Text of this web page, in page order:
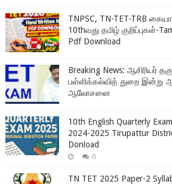
TNPSC, TN-TET-TRB
10thவது தமிழ் குறிப்புகள்-
Pdf Download
Breaking News: ஆசிரியர்
பள்ளிக்கல்வித் துறை இன்று
ஆலோசனை
10th English Quarterly
2024-2025 Tirupattur
Donload
0
TN TET 2025 Paper-2